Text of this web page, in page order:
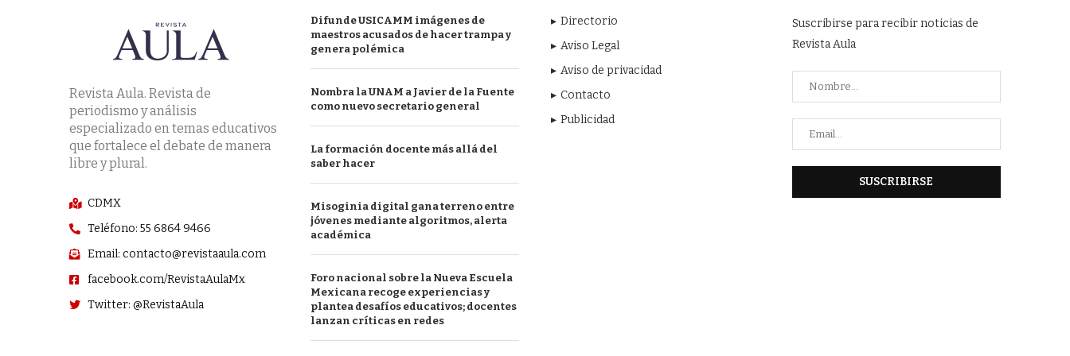
Revista Aula. Revista de
periodismo y análisis
especializado en temas educativos
que fortalece el debate de manera
libre y plural.
CDMX
Teléfono: 55 6864 9466
Email: contacto@revistaaula.com
facebook.com/RevistaAulaMx
Twitter: @RevistaAula
Difunde USICAMM imágenes de
maestros acusados de hacer trampa y
genera polémica
Nombra la UNAM a Javier de la Fuente
como nuevo secretario general
La formación docente más allá del
saber hacer
Misoginia digital gana terreno entre
jóvenes mediante algoritmos, alerta
académica
Foro nacional sobre la Nueva Escuela
Mexicana recoge experiencias y
plantea desafíos educativos; docentes
lanzan críticas en redes
Directorio
Aviso Legal
Aviso de privacidad
Contacto
Publicidad
Suscribirse para recibir noticias de
Revista Aula